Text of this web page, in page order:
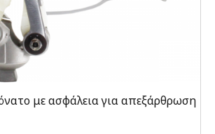
με ασφάλεια για απεξάρθρωση